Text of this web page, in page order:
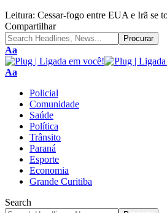
Leitura: Cessar-fogo entre EUA e Irã se
Compartilhar
Aa
Aa
Policial
Comunidade
Saúde
Política
Trânsito
Paraná
Esporte
Economia
Grande Curitiba
Search